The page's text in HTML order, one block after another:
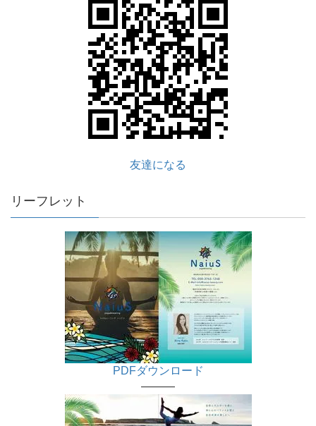
友達になる
リーフレット
PDFダウンロード
———